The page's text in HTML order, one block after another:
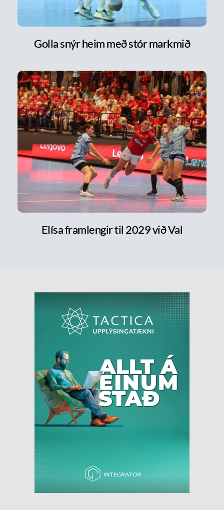
Golla snýr heim með stór markmið
Elísa framlengir til 2029 við Val